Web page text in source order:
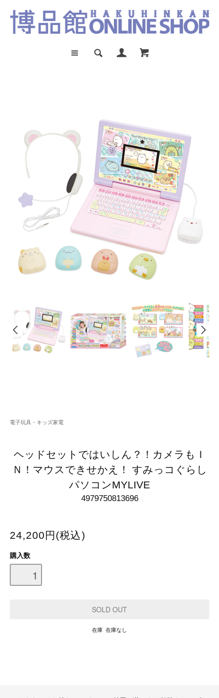
電子玩具・キッズ家電
ヘッドセットではいしん？！カメラもＩ
Ｎ！マウスできせかえ！ すみっコぐらし
パソコンMYLIVE
4979750813696
24,200円(税込)
購入数
在庫 在庫なし